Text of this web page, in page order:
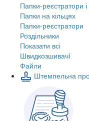
Папки-реєстратори
Папки на кільцях
Папки-реєстратори
Роздільники
Показати всі
Швидкозшивачi
Файли
Штемпельна